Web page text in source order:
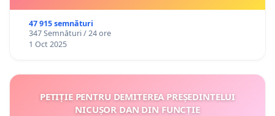
47 915 semnături
347 Semnături / 24 ore
1 Oct 2025
PETIȚIE PENTRU DEMITEREA PREȘEDINTELUI
NICUȘOR DAN DIN FUNCȚIE